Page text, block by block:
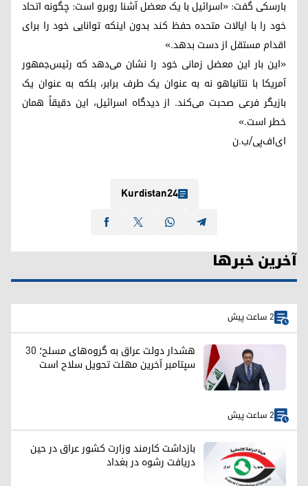
بارسکی گفت: «اسرائیل با یک معضل آشنا روبرو است: چگونه اتحاد
خود را با ایالات متحده حفظ کند بدون اینکه توانایی خود را برای
اقدام مستقل از دست بدهد.»
«این بار این معضل زمانی خود را نشان می‌دهد که رئیس‌جمهور
آمریکا با نتانیاهو نه به عنوان یک طرف برابر، بلکه به عنوان یک
بازیگر فرعی صحبت می‌کند. از دیدگاه اسرائیل، این دقیقاً همان
خطر است.»
ای‌اف‌پی/ب.ن
Kurdistan24
آخرین خبرها
2 ساعت پیش
هشدار دولت عراق به گروه‌های مسلح؛ ۳۰
سپتامبر آخرین مهلت تحویل سلاح است
2 ساعت پیش
بازداشت کارمند وزارت کشور عراق در حین
دریافت رشوه در بغداد